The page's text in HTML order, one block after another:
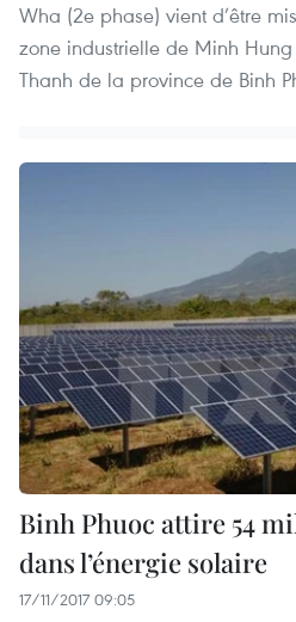
Wha (2e phase) vient d’être
zone industrielle de Minh
Thanh de la province de Binh
Binh Phuoc attire 54
dans l’énergie solaire
17/11/2017 09:05